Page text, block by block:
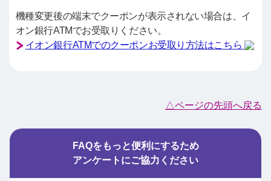
機種変更後の端末でクーポンが表示されない場合は、イ
オン銀行ATMでお受取りください。
イオン銀行ATMでのクーポンお受取り方法はこちら
△ページの先頭へ戻る
FAQをもっと便利にするため
アンケートにご協力ください